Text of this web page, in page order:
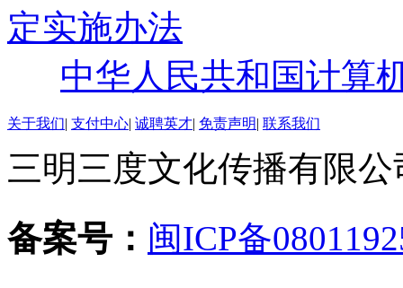
定实施办法
中华人民共和国计算
关于我们| 支付中心| 诚聘英才| 免责声明| 联系我们
三明三度文化传播有限
备案号： 闽ICP备